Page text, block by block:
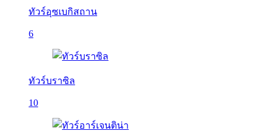
ทัวร์อุซเบกิสถาน
6
ทัวร์บราซิล
10